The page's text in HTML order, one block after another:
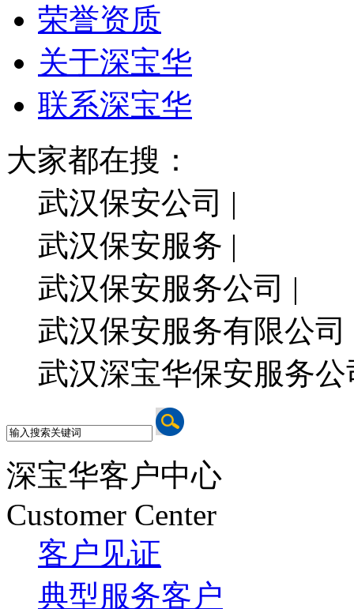
荣誉资质
关于深宝华
联系深宝华
大家都在搜：
武汉保安公司 |
武汉保安服务 |
武汉保安服务公司 |
武汉保安服务有限公司
武汉深宝华保安服务公
深宝华客户中心
Customer Center
客户见证
典型服务客户